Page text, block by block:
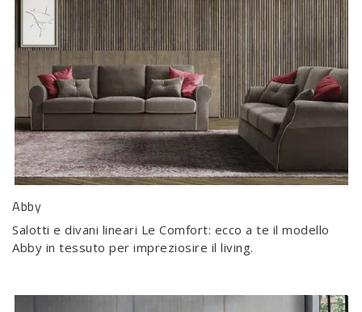
Abby
Salotti e divani lineari Le Comfort: ecco a te il modello
Abby in tessuto per impreziosire il living.